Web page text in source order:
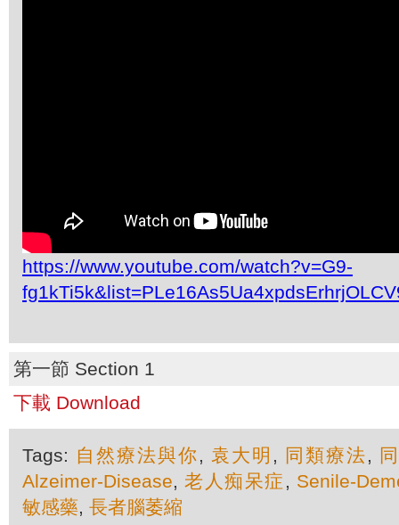
https://www.youtube.com/watch?v=G9-
第一節 Section 1
下載 Download
Tags: 自然療法與你, 袁大明 , 同類療法,
Alzeimer-Disease,老人痴呆症 , Senile-
敏感藥, 長者腦萎縮